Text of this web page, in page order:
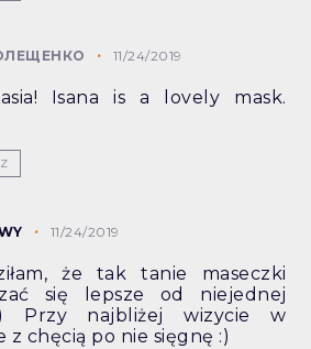
11/24/2019
Isana is a lovely mask.
11/24/2019
że tak tanie maseczki
się lepsze od niejednej
Przy najbliżej wizycie w
z chęcią po nie sięgnę :)